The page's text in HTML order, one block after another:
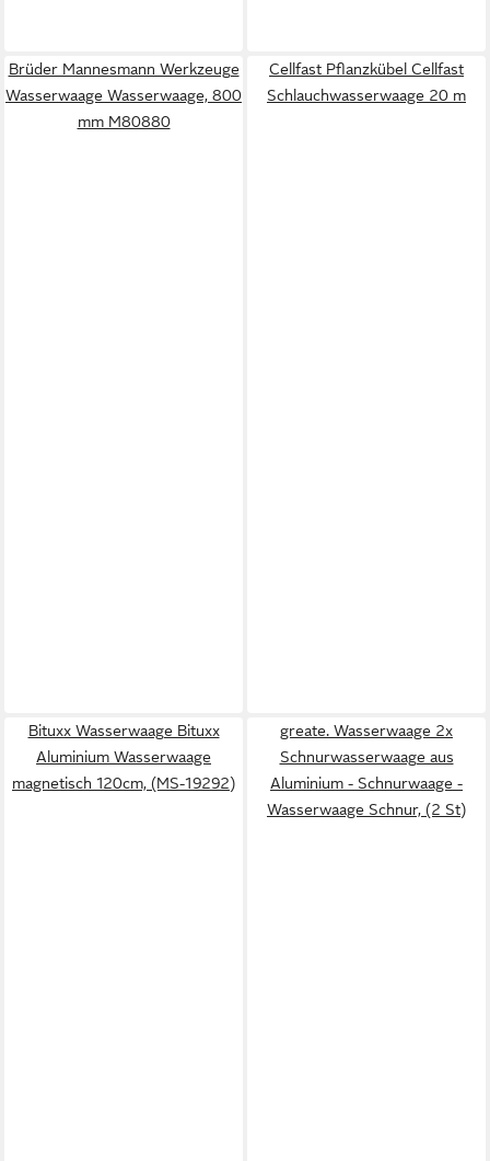
Brüder Mannesmann Werkzeuge
Wasserwaage Wasserwaage, 800
mm M80880
Cellfast Pflanzkübel Cellfast
Schlauchwasserwaage 20 m
Bituxx Wasserwaage Bituxx
Aluminium Wasserwaage
magnetisch 120cm, (MS-19292)
greate. Wasserwaage 2x
Schnurwasserwaage aus
Aluminium - Schnurwaage -
Wasserwaage Schnur, (2 St)